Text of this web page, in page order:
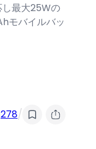
最大25Wの
モバイルバッ
278/